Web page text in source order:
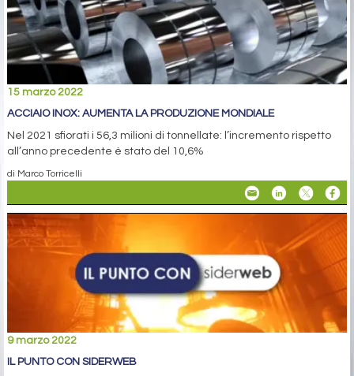
15 marzo 2022
ACCIAIO INOX: AUMENTA LA PRODUZIONE MONDIALE
Nel 2021 sfiorati i 56,3 milioni di tonnellate: l’incremento rispetto
all’anno precedente è stato del 10,6%
di Marco Torricelli
9 marzo 2022
IL PUNTO CON SIDERWEB